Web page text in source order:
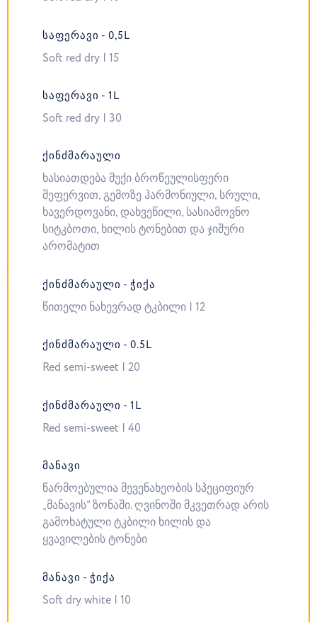
ᲡᲐᲤᲔᲠᲐᲕᲘ - 0,5L
Soft red dry | 15
ᲡᲐᲤᲔᲠᲐᲕᲘ - 1L
Soft red dry | 30
ᲥᲘᲜᲫᲛᲐᲠᲐᲣᲚᲘ
ხასიათდება მუქი ბროწეულისფერი
შეფერვით, გემოზე ჰარმონიული, სრული,
ხავერდოვანი, დახვეწილი, სასიამოვნო
სიტკბოთი, ხილის ტონებით და ჯიშური
არომატით
ᲥᲘᲜᲫᲛᲐᲠᲐᲣᲚᲘ - ᲭᲘᲥᲐ
წითელი ნახევრად ტკბილი | 12
ᲥᲘᲜᲫᲛᲐᲠᲐᲣᲚᲘ - 0.5L
Red semi-sweet | 20
ᲥᲘᲜᲫᲛᲐᲠᲐᲣᲚᲘ - 1L
Red semi-sweet | 40
ᲛᲐᲜᲐᲕᲘ
წარმოებულია მევენახეობის სპეციფიურ
„მანავის“ ზონაში. ღვინოში მკვეთრად არის
გამოხატული ტკბილი ხილის და
ყვავილების ტონები
ᲛᲐᲜᲐᲕᲘ - ᲭᲘᲥᲐ
Soft dry white | 10